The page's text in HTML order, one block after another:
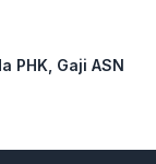
PHK, Gaji ASN